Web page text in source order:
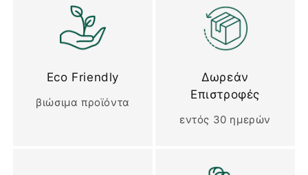
Eco Friendly
βιώσιμα προϊόντα
Δωρεάν
Επιστροφές
εντός 30 ημερών